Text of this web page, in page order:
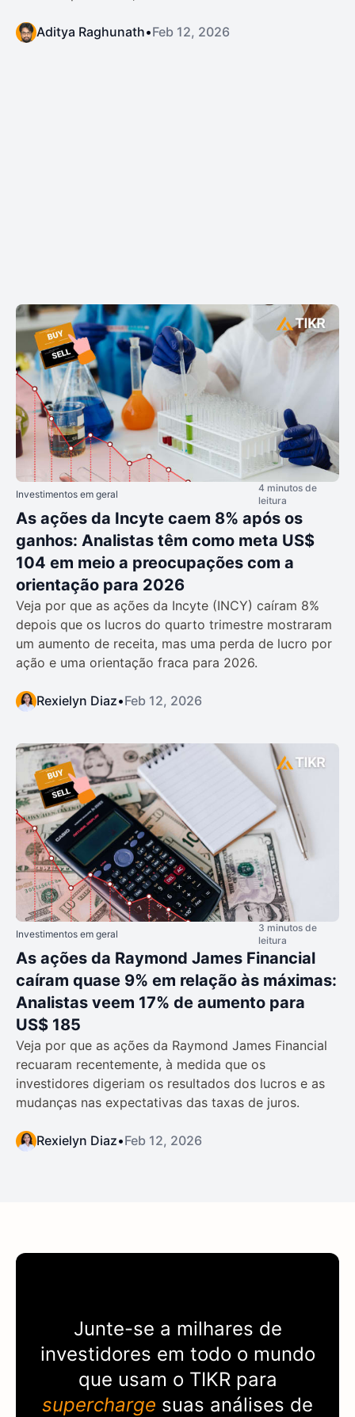
Aditya Raghunath•Feb 12, 2026
Investimentos em geral
4 minutos de
leitura
As ações da Incyte caem 8% após os
ganhos: Analistas têm como meta US$
104 em meio a preocupações com a
orientação para 2026
Veja por que as ações da Incyte (INCY) caíram 8%
depois que os lucros do quarto trimestre mostraram
um aumento de receita, mas uma perda de lucro por
ação e uma orientação fraca para 2026.
Rexielyn Diaz•Feb 12, 2026
Investimentos em geral
3 minutos de
leitura
As ações da Raymond James Financial
caíram quase 9% em relação às máximas:
Analistas veem 17% de aumento para
US$ 185
Veja por que as ações da Raymond James Financial
recuaram recentemente, à medida que os
investidores digeriam os resultados dos lucros e as
mudanças nas expectativas das taxas de juros.
Rexielyn Diaz•Feb 12, 2026
Junte-se a milhares de
investidores em todo o mundo
que usam o TIKRpara
supercharge suas análises de